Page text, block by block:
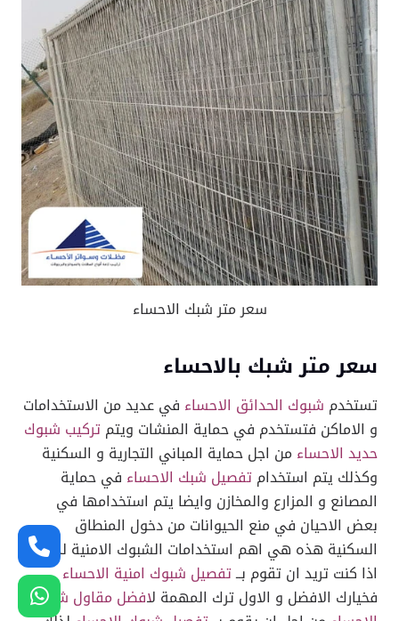
سعر متر شبك الاحساء
سعر متر شبك بالاحساء
تستخدم شبوك الحدائق الاحساء في عديد من الاستخدامات
و الاماكن فتستخدم في حماية المنشات ويتمتركيب شبوك
حديد الاحساء من اجل حماية المباني التجارية و السكنية
وكذلك يتم استخدامتفصيل شبك الاحساء في حماية
المصانع و المزارع والمخازن وايضا يتم استخدامها في
بعض الاحيان في منع الحيوانات من دخول المنطاق
السكنية هذه هي اهم استخدامات الشبوك الامنية لذلك
اذا كنت تريد ان تقوم بــتفصيل شبوك امنية الاحساء
فخيارك الافضل و الاول ترك المهمة لافضل مقاول شبوك